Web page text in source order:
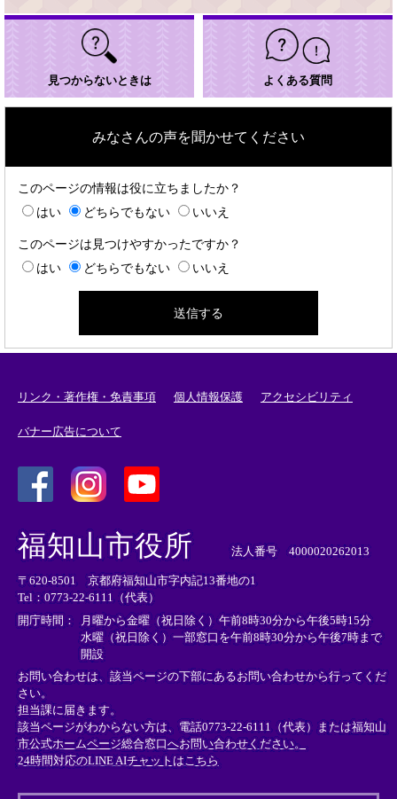
見つからないときは よくある質問
みなさんの声を聞かせてください
このページの情報は役に立ちましたか？
はい
どちらでもない いいえ
このページは見つけやすかったですか？
はい
どちらでもない いいえ
リンク・著作権・免責事項 個人情報保護 アクセシビリティ
バナー広告について
外
部
リ
ン
ク
＞
外
リ
ン
ク
＞
外
部
ン
ク
＞
福知山市役所 法人番号 4000020262013
〒620-8501 京都府福知山市字内記13番地の1
Tel：0773-22-6111（代表）
開庁時間：
月曜から金曜（祝日除く）午前8時30分から午後5時15分
水曜（祝日除く）一部窓口を午前8時30分から午後7時まで
開設
お問い合わせは、該当ページの下部にあるお問い合わせから行ってくだ
さい。
担当課に届きます。
該当ページがわからない方は、電話0773-22-6111（代表）または福知山
市公式ホームページ総合窓口へお問い合わせください。
24時間対応のLINE AIチャットはこちら
外